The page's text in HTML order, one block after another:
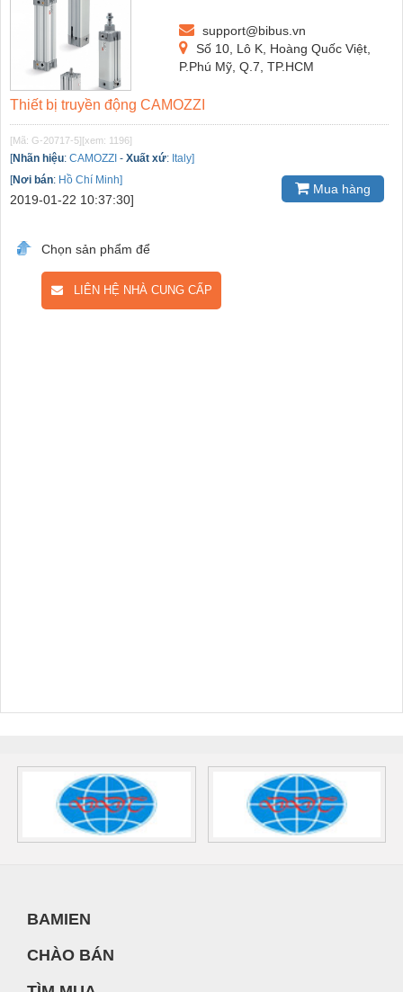
support@bibus.vn
Số 10, Lô K, Hoàng Quốc Việt,
P.Phú Mỹ, Q.7, TP.HCM
Thiết bị truyền động CAMOZZI
[Mã: G-20717-5][xem: 1196]
[Nhãn hiệu: CAMOZZI - Xuất xứ: Italy]
[Nơi bán: Hồ Chí Minh]
2019-01-22 10:37:30]
Mua hàng
Chọn sản phẩm để
LIÊN HỆ NHÀ CUNG CẤP
BAMIEN
CHÀO BÁN